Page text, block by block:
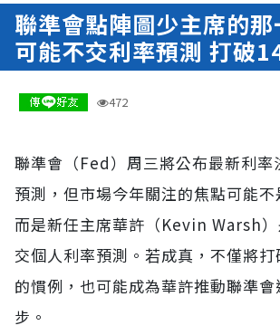
聯準會點陣圖少主席的
可能不交利率預測 打破
472
聯準會（Fed）周三將公布最新利率
預測，但市場今年關注的焦點可能不
而是新任主席華許（Kevin Warsh
交個人利率預測。若成真，不僅將
的慣例，也可能成為華許推動聯準
步。